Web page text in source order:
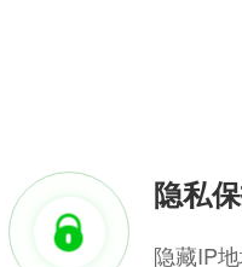
隐私
隐藏IP